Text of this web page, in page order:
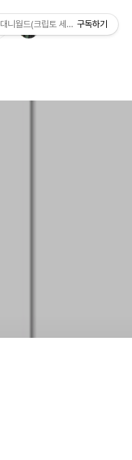
대니월드(크립토 세상) 구독하기